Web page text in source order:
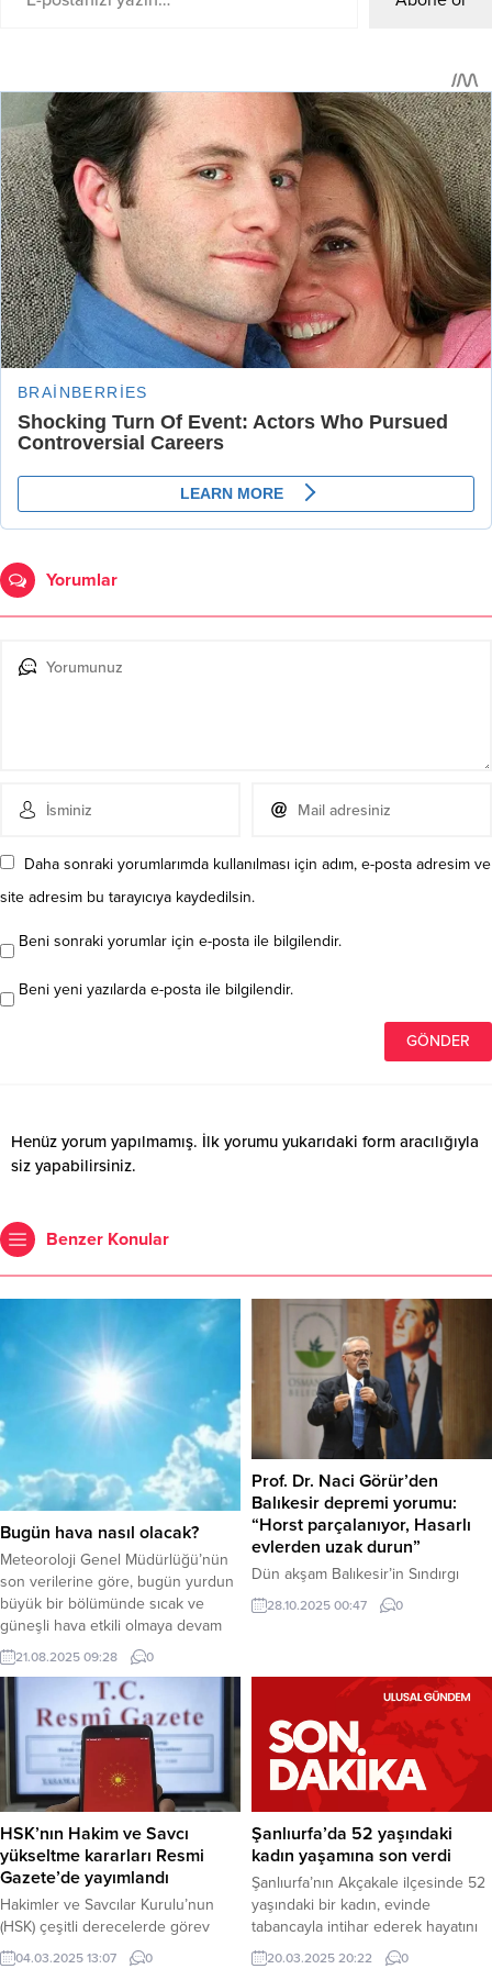
Yorumlar
Daha sonraki yorumlarımda kullanılması için adım, e-posta adresim ve
site adresim bu tarayıcıya kaydedilsin.
Beni sonraki yorumlar için e-posta ile bilgilendir.
Beni yeni yazılarda e-posta ile bilgilendir.
Henüz yorum yapılmamış. İlk yorumu yukarıdaki form aracılığıyla
siz yapabilirsiniz.
Benzer Konular
Bugün hava nasıl olacak?
Meteoroloji Genel Müdürlüğü’nün
son verilerine göre, bugün yurdun
büyük bir bölümünde sıcak ve
güneşli hava etkili olmaya devam
edecek. Sıcaklıklar özellikle güney
kesimlerde mevsim normallerinin
üzerinde seyredecek. Doğu
Karadeniz kıyıları ile Artvin ve
Ardahan çevrelerinde ise yerel
sağanak yağış geçişleri bekleniyor.
Haber Merkezi – Meteoroloji Genel
Müdürlüğü (MGM), 21 Ağustos...
21.08.2025 09:28 0
Prof. Dr. Naci Görür’den
Balıkesir depremi yorumu:
“Horst parçalanıyor, Hasarlı
evlerden uzak durun”
Dün akşam Balıkesir’in Sındırgı
ilçesinde meydana gelen 6.1
büyüklüğündeki depremin
ve uyarı geldi. Görür, depremin
“parçalanan” bir fay bloğu (horst)
üzerinde meydana geldiğini
belirterek, “Hasarlı evlerden uzak
durun,” uyarısını yineledi. Haber
Merkezi – Deprem uzmanı Prof. Dr.
Naci Görür, Sındırgı’da...
28.10.2025 00:47 0
HSK’nın Hakim ve Savcı
yükseltme kararları Resmi
Gazete’de yayımlandı
Hakimler ve Savcılar Kurulu’nun
(HSK) çeşitli derecelerde görev
sürelerini tamamlayan hakim ve
04.03.2025 13:07 0
Şanlıurfa’da 52 yaşındaki
kadın yaşamına son verdi
Şanlıurfa’nın Akçakale ilçesinde 52
yaşındaki bir kadın, evinde
tabancayla intihar ederek hayatını
kaybetti. Olay, Akçakale ilçesine
20.03.2025 20:22 0